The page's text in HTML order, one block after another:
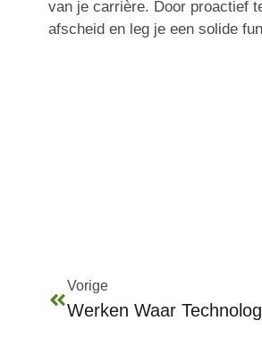
van je carrière. Door proactief
afscheid en leg je een solide
Vorige
Werken Waar